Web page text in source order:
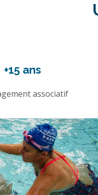
+15 ans
associatif